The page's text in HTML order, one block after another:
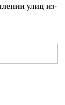
улиц из-